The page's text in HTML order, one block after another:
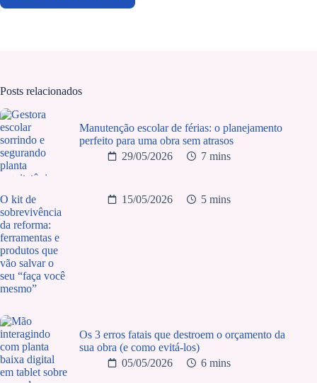
Posts relacionados
Manutenção escolar de férias: o planejamento
perfeito para uma obra sem atrasos
29/05/2026
7 mins
O kit de
sobrevivência
da reforma:
ferramentas e
produtos que
vão salvar o
seu “faça você
mesmo”
15/05/2026 5 mins
Os 3 erros fatais que destroem o orçamento da
sua obra (e como evitá-los)
05/05/2026
6 mins